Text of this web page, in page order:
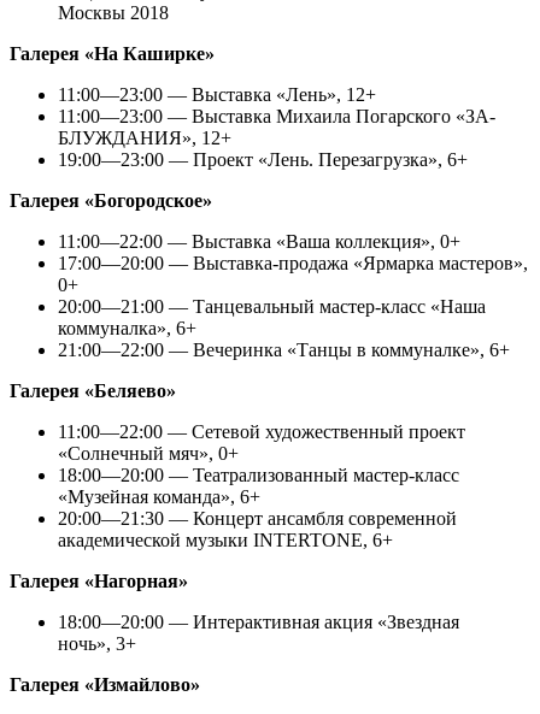
Москвы 2018
Галерея «На Каширке»
11:00—23:00 — Выставка «Лень», 12+
11:00—23:00 — Выставка Михаила Погарского «ЗА-
БЛУЖДАНИЯ», 12+
19:00—23:00 — Проект «Лень. Перезагрузка», 6+
Галерея «Богородское»
11:00—22:00 — Выставка «Ваша коллекция», 0+
17:00—20:00 — Выставка-продажа «Ярмарка мастеров»,
0+
20:00—21:00 — Танцевальный мастер-класс «Наша
коммуналка», 6+
21:00—22:00 — Вечеринка «Танцы в коммуналке», 6+
Галерея «Беляево»
11:00—22:00 — Сетевой художественный проект
«Солнечный мяч», 0+
18:00—20:00 — Театрализованный мастер-класс
«Музейная команда», 6+
20:00—21:30 — Концерт ансамбля современной
академической музыки INTERTONE, 6+
Галерея «Нагорная»
18:00—20:00 — Интерактивная акция «Звездная
ночь», 3+
Галерея «Измайлово»